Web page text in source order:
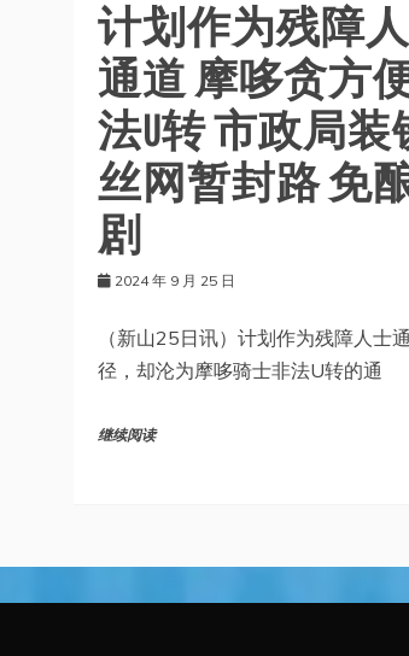
计划作为残障
通道 摩哆贪方
法U转 市政局装
丝网暂封路 免
剧
2024 年 9 月 25 日
（新山25日讯）计划作为残障人士
径，却沦为摩哆骑士非法U转的通
继续阅读